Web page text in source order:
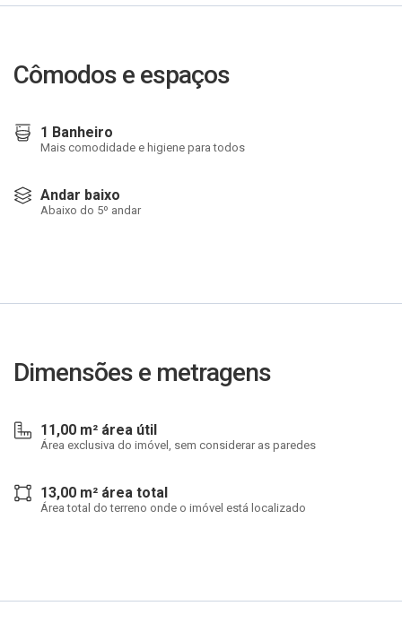
Cômodos e espaços
1 Banheiro
Mais comodidade e higiene para todos
Andar baixo
Abaixo do 5º andar
Dimensões e metragens
11,00 m² área útil
Área exclusiva do imóvel, sem considerar as paredes
13,00 m² área total
Área total do terreno onde o imóvel está localizado